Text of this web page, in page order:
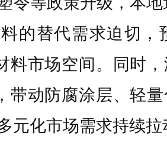
的替代需求迫切，
料市场空间。同时
带动防腐涂层、轻
元化市场需求持续